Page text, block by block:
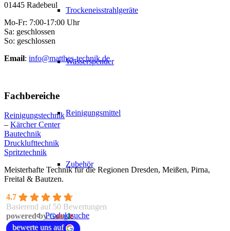
Trockeneisstrahlgeräte
Wasserspender
Reinigungsmittel
Zubehör
Produktsuche
01445 Radebeul
Mo-Fr: 7:00-17:00 Uhr
Sa: geschlossen
So: geschlossen
Email: info@matthes-technik.de
Fachbereiche
Reinigungstechnik
– Kärcher Center
Bautechnik
Drucklufttechnik
Spritztechnik
Meisterhafte Technik für die Regionen Dresden, Meißen, Pirna,
Freital & Bautzen.
4.7
Basierend auf 50 Bewertungen
powered byGoogle
bewerte uns auf